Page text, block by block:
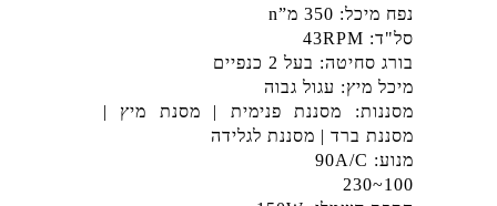
נפח מיכל: 350 מ”n
סל"ד: 43RPM
בורג סחיטה: בעל 2 כנפיים
מיכל מיץ: עגול גבוה
מסננות: מסננת פנימית | מסנת מיץ |
מסננת ברד | מסננת לגלידה
מנוע: 90A/C
100~230